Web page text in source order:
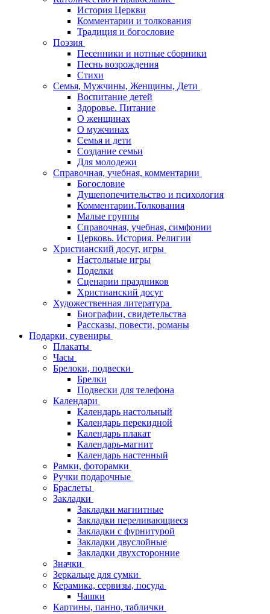
История Церкви
Комментарии и толкования
Традиция и богословие
Поэзия
Песенники и нотные сборники
Песнь возрождения
Стихи
Семья, Мужчины, Женщины, Дети
Воспитание детей
Здоровье. Питание
О женщинах
О мужчинах
Семья и дети
Создание семьи
Для молодежи
Справочная, учебная, комментарии
Богословие
Душепопечительство и психология
Комментарии.Толкования
Малые группы
Справочная, учебная, симфонии
Церковь. История. Религии
Христианский досуг, игры
Настольные игры
Поделки
Сценарии праздников
Христианский досуг
Художественная литература
Биографии, свидетельства
Рассказы, повести, романы
Подарки, сувениры
Плакаты
Часы
Брелоки, подвески
Брелки
Подвески для телефона
Календари
Календарь настольный
Календарь перекидной
Календарь плакат
Календарь-магнит
Календарь настенный
Рамки, фоторамки
Ручки подарочные
Браслеты
Закладки
Закладки магнитные
Закладки переливающиеся
Закладки с фурнитурой
Закладки двуслойные
Закладки двухсторонние
Значки
Зеркальце для сумки
Керамика, сервизы, посуда
Чашки
Картины, панно, таблички